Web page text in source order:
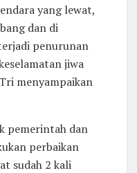
yang lewat,
dan di
penurunan
jiwa
menyampaikan
pemerintah dan
perbaikan
sudah 2 kali